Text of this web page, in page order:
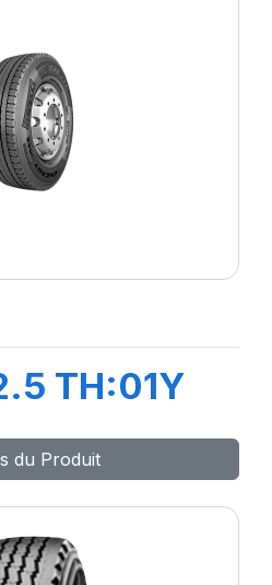
TH:01Y
du Produit